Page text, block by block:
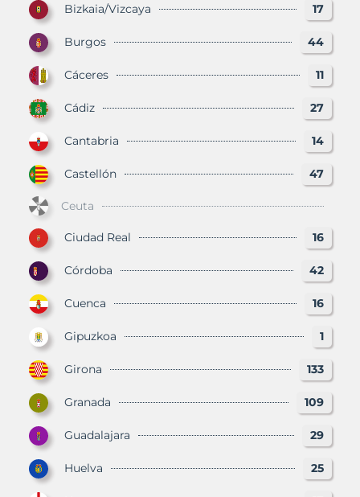
Bizkaia/Vizcaya 17
Burgos 44
Cáceres 11
Cádiz 27
Cantabria 14
Castellón 47
Ceuta
Ciudad Real 16
Córdoba 42
Cuenca 16
Gipuzkoa 1
Girona 133
Granada 109
Guadalajara 29
Huelva 25